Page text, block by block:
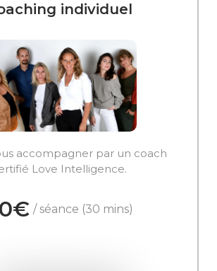
individuel
accompagner par un coach
Love Intelligence.
/ séance (30 mins)